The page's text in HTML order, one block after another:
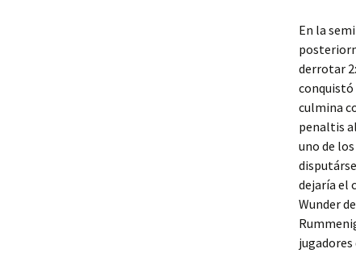
En la
derrotar
conquistó
culmina
penaltis
uno de
dejaría el
Wunder
jugadores